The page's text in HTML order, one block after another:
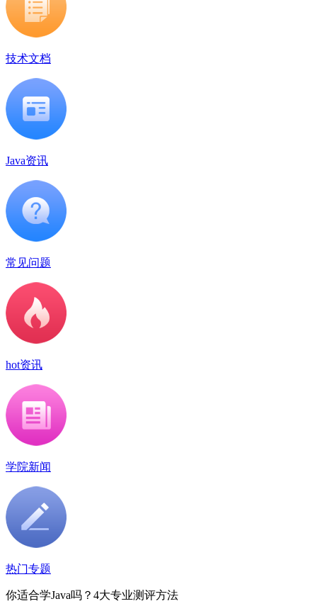
技术文档
Java资讯
常见问题
hot资讯
学院新闻
热门专题
你适合学Java吗？4大专业测评方法